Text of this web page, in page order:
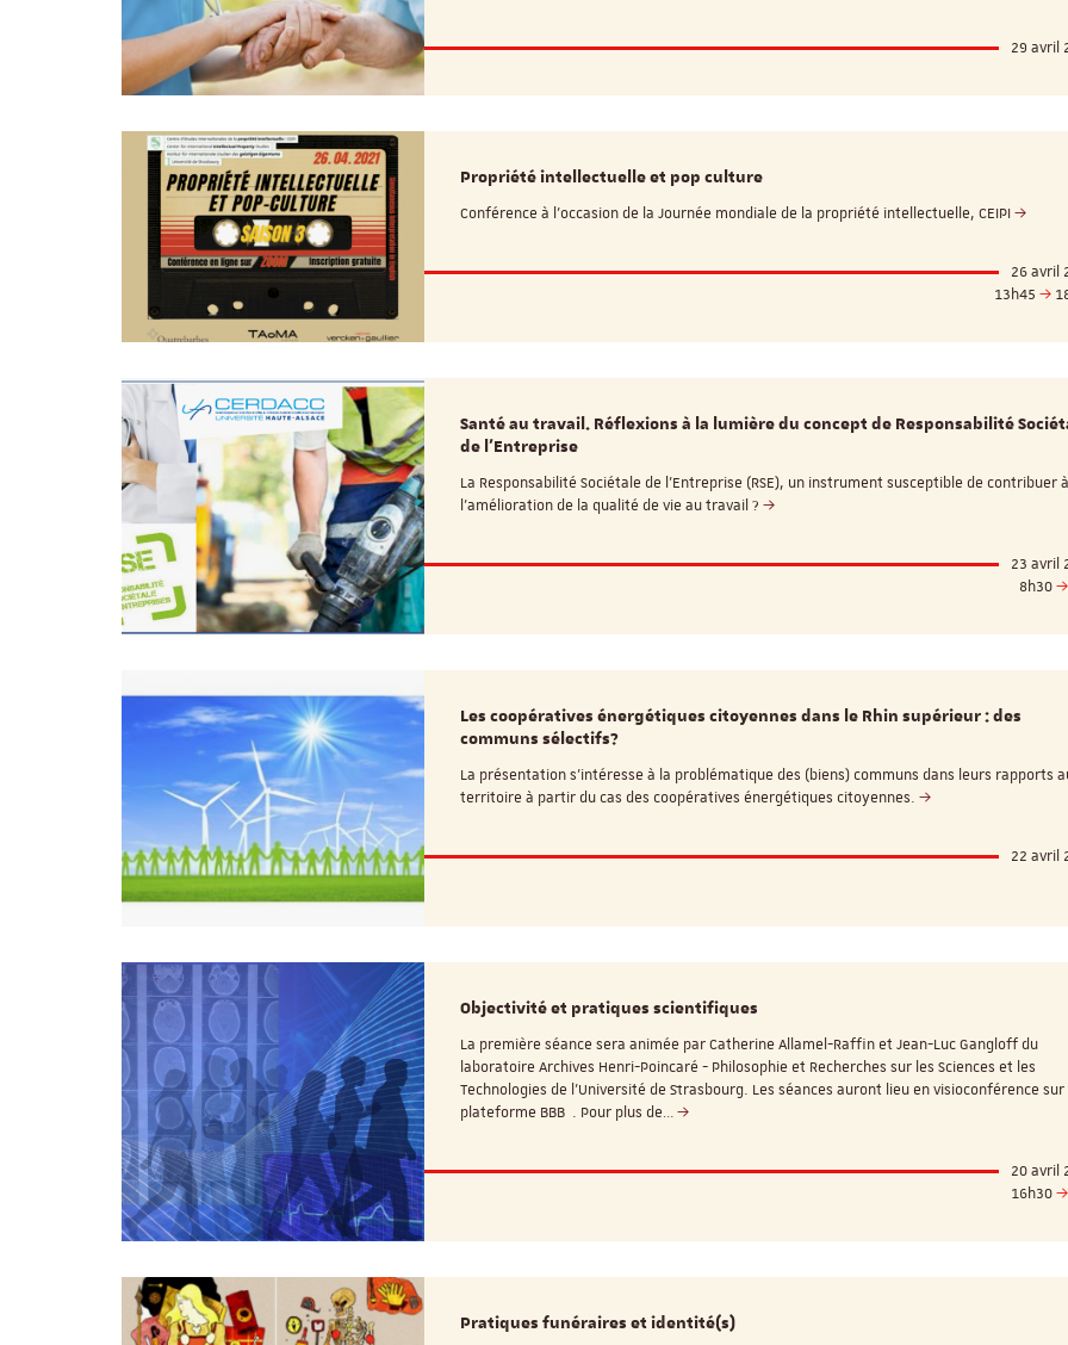
29 avril
Propriété intellectuelle et pop culture
Conférence à l'occasion de la Journée mondiale de la propriété intellectuelle, CEIPI
26 avril
13h45
Santé au travail. Réflexions à la lumière du concept de Responsabilité
de l’Entreprise
La Responsabilité Sociétale de l’Entreprise (RSE), un instrument susceptible de contribuer à
l’amélioration de la qualité de vie au travail ?
23 avril
8h30
Les coopératives énergétiques citoyennes dans le Rhin supérieur : des
communs sélectifs?
La présentation s’intéresse à la problématique des (biens) communs dans leurs rapports
territoire à partir du cas des coopératives énergétiques citoyennes.
22 avril
Objectivité et pratiques scientifiques
La première séance sera animée par Catherine Allamel-Raffin et Jean-Luc Gangloff du
laboratoire Archives Henri-Poincaré - Philosophie et Recherches sur les Sciences et les
Technologies de l'Université de Strasbourg. Les séances auront lieu en visioconférence sur
plateforme BBB . Pour plus de…
20 avril
16h30
Pratiques funéraires et identité(s)